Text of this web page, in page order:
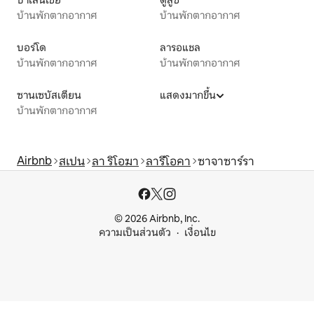
บ้านพักตากอากาศ
บ้านพักตากอากาศ
บอร์โด
บ้านพักตากอากาศ
ลารอแชล
บ้านพักตากอากาศ
ซานเซบัสเตียน
บ้านพักตากอากาศ
แสดงมากขึ้น
Airbnb สเปน ลา ริโอฆา ลารีโอคา ซาจาซาร์รา
© 2026 Airbnb, Inc.
ความเป็นส่วนตัว
เงื่อนไข